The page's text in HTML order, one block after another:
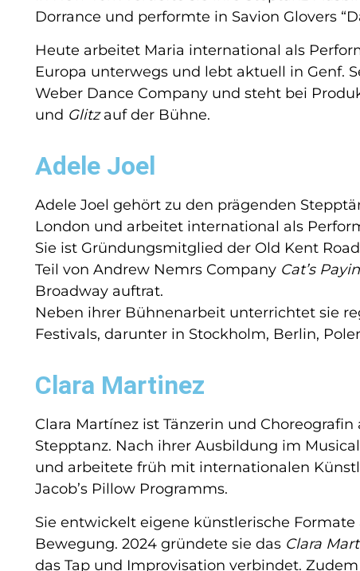
Dorrance und performte in Savion Glovers
Heute arbeitet Maria international als
Europa unterwegs und lebt aktuell in Genf.
Weber Dance Company und steht bei
und Glitzauf der Bühne.
Adele Joel
Adele Joel gehört zu den prägenden
London und arbeitet international als
Sie ist Gründungsmitglied der Old Kent
Teil von Andrew Nemrs Company Cat’s
Broadway auftrat.
Neben ihrer Bühnenarbeit unterrichtet sie
Festivals, darunter in Stockholm, Berlin,
Clara Martinez
Clara Martínez ist Tänzerin und
Stepptanz. Nach ihrer Ausbildung im
und arbeitete früh mit internationalen
Jacob’s Pillow Programms.
Sie entwickelt eigene künstlerische
Bewegung. 2024 gründete sie das Clara
das Tap und Improvisation verbindet.